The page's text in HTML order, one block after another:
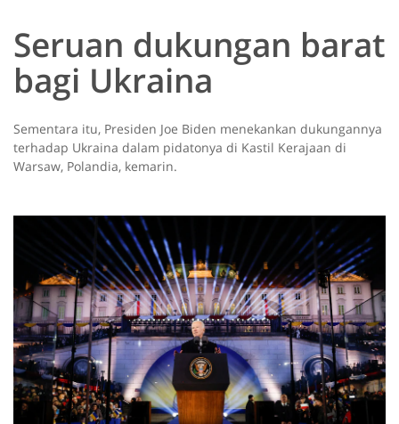
Seruan dukungan barat
bagi Ukraina
Sementara itu, Presiden Joe Biden menekankan dukungannya
terhadap Ukraina dalam pidatonya di Kastil Kerajaan di
Warsaw, Polandia, kemarin.